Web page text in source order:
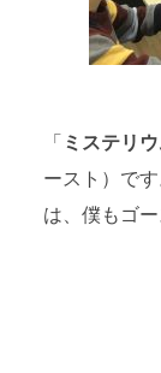
「 ミステリ
ースト）で
は、僕もゴ